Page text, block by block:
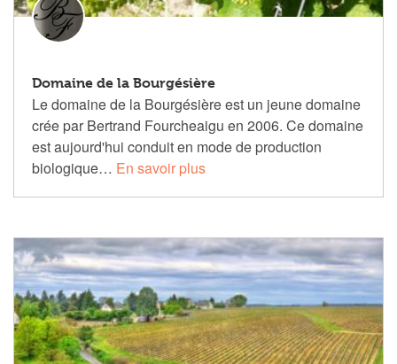
Domaine de la Bourgésière
Le domaine de la Bourgésière est un jeune domaine
crée par Bertrand Fourcheaigu en 2006. Ce domaine
est aujourd'hui conduit en mode de production
biologique… En savoir plus